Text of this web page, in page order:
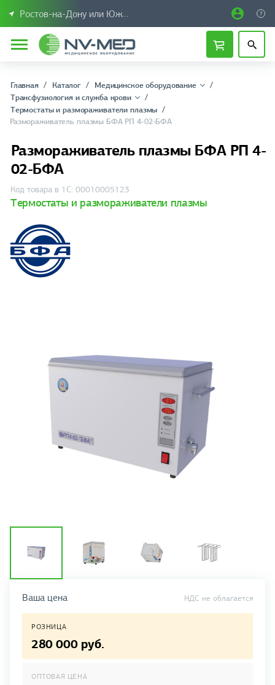
Ростов-на-Дону или Южный Федеральный округ
Главная Каталог
Медицинское оборудование
Трансфузиология и служба крови
Термостаты и размораживатели плазмы
Размораживатель плазмы БФА РП 4-02-БФА
Размораживатель плазмы БФА РП 4-
02-БФА
Код товара в 1С: 00010005123
Термостаты и размораживатели плазмы
Ваша цена НДС не облагается
РОЗНИЦА
280 000 руб.
ОПТОВАЯ ЦЕНА